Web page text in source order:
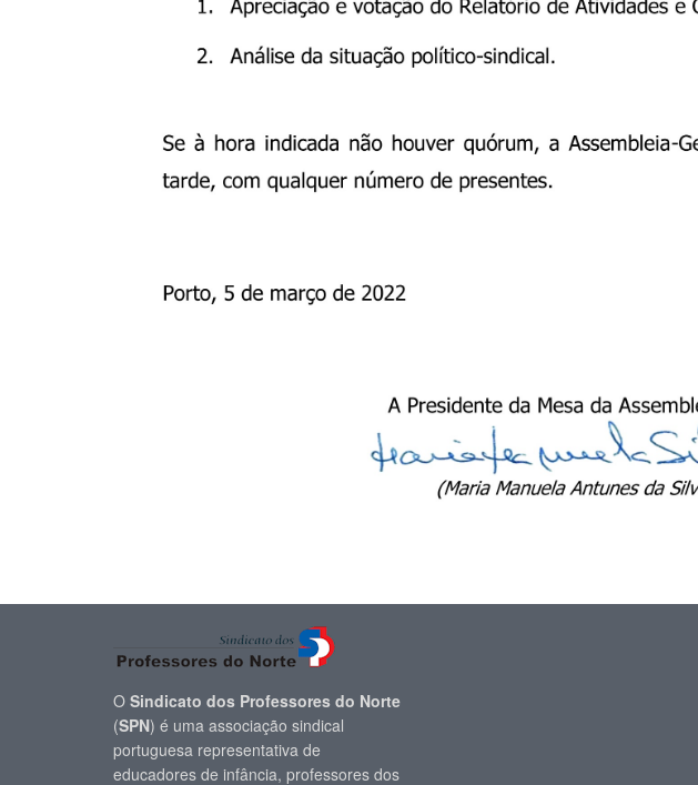
O Sindicato dos Professores do Norte
(SPN) é uma associação sindical
portuguesa representativa de
educadores de infância, professores dos